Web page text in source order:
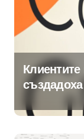
Клиентите
с помощта
изкуствен